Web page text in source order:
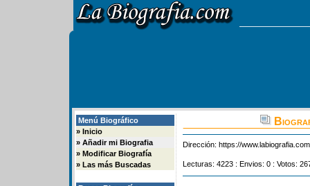
Menú Biográfico
» Inicio
» Añadir mi Biografia
» Modificar Biografía
» Las más Buscadas
Dirección: https://
Lecturas: 4223 : Envios: 0 : Votos: